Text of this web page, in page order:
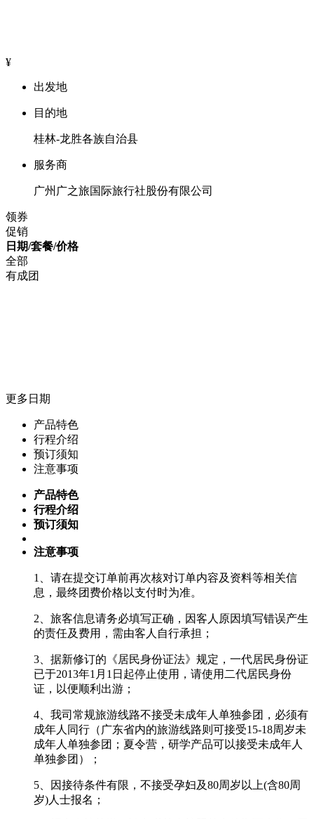
¥
出发地
目的地
桂林-龙胜各族自治县
服务商
广州广之旅国际旅行社股份有限公司
领券
促销
日期/套餐/价格
全部
有成团
更多日期
产品特色
行程介绍
预订须知
注意事项
产品特色
行程介绍
预订须知
注意事项
1、请在提交订单前再次核对订单内容及资料等相关信
息，最终团费价格以支付时为准。
2、旅客信息请务必填写正确，因客人原因填写错误产生
的责任及费用，需由客人自行承担；
3、据新修订的《居民身份证法》规定，一代居民身份证
已于2013年1月1日起停止使用，请使用二代居民身份
证，以便顺利出游；
4、我司常规旅游线路不接受未成年人单独参团，必须有
成年人同行（广东省内的旅游线路则可接受15-18周岁未
成年人单独参团；夏令营，研学产品可以接受未成年人
单独参团）；
5、因接待条件有限，不接受孕妇及80周岁以上(含80周
岁)人士报名；